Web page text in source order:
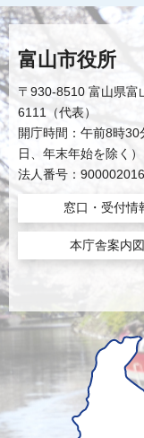
富山市役所
〒930-8510 富山県
6111（代表）
開庁時間：午前8時
日、年末年始を除く）
法人番号：
窓口・受付情
本庁舎案内図